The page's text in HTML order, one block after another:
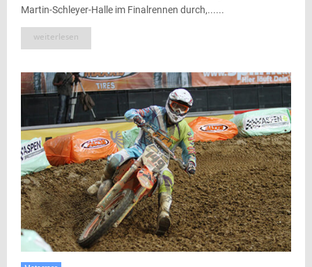
Martin-Schleyer-Halle im Finalrennen durch,......
weiterlesen